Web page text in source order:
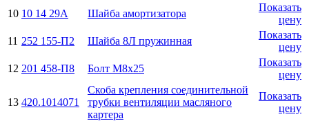
10 10 14 29А Шайба амортизатора
Показать
цену
11 252 155-П2 Шайба 8Л пружинная
Показать
цену
12 201 458-П8 Болт М8х25
Показать
цену
13 420.1014071
Скоба крепления соединительной
трубки вентиляции масляного
картера
Показать
цену